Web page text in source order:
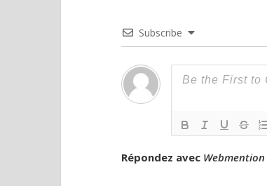
Subscribe
Répondez avec Webmention